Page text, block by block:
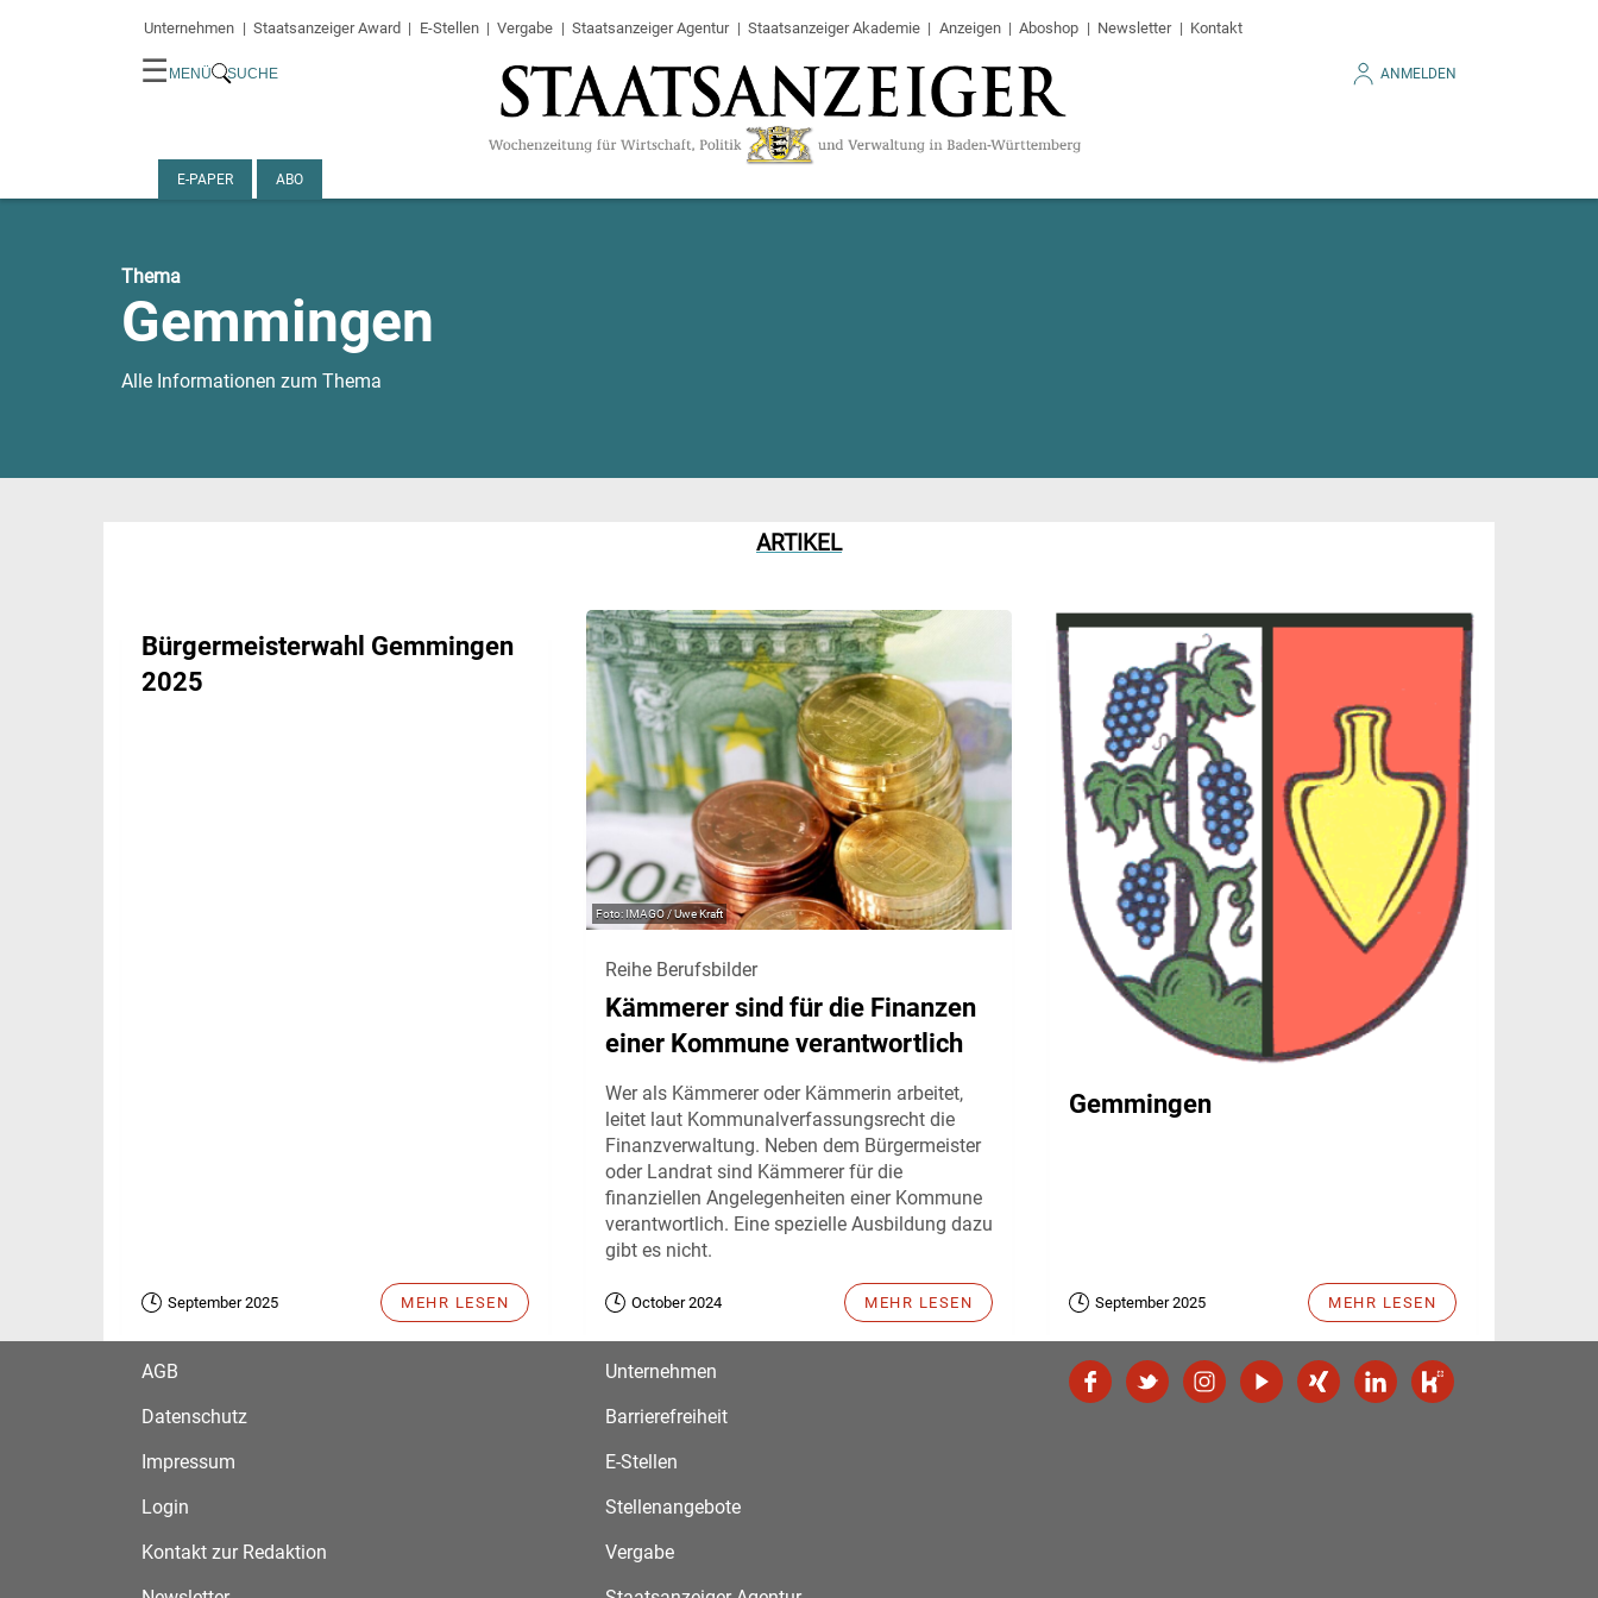
Unternehmen Staatsanzeiger Award E-Stellen Vergabe Staatsanzeiger Agentur Staatsanzeiger Akademie Anzeigen Aboshop Newsletter Kontakt
☰ MENÜ SUCHE ANMELDEN
E-PAPER ABO
Thema
Gemmingen
Alle Informationen zum Thema
ARTIKEL
Bürgermeisterwahl Gemmingen
2025
September 2025 MEHR LESEN
IMAGO / Uwe Kraft
Reihe Berufsbilder
Kämmerer sind für die Finanzen
einer Kommune verantwortlich
Wer als Kämmerer oder Kämmerin arbeitet,
leitet laut Kommunalverfassungsrecht die
Finanzverwaltung. Neben dem Bürgermeister
oder Landrat sind Kämmerer für die
finanziellen Angelegenheiten einer Kommune
verantwortlich. Eine spezielle Ausbildung dazu
gibt es nicht.
October 2024 MEHR LESEN
Gemmingen
September 2025 MEHR LESEN
AGB
Datenschutz
Impressum
Login
Kontakt zur Redaktion
Unternehmen
Barrierefreiheit
E-Stellen
Stellenangebote
Vergabe